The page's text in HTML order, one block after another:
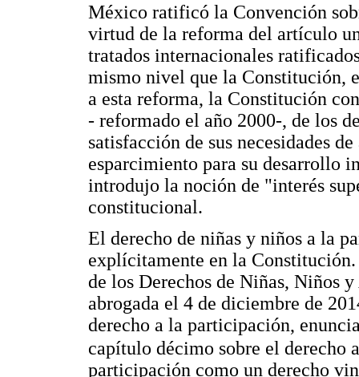
México ratificó la Convención
virtud de la reforma del artículo
tratados internacionales
mismo nivel que la Constitución,
a esta reforma, la Constitución
- reformado el año 2000-, de los
satisfacción de sus necesidades
esparcimiento para su desarrollo
introdujo la noción de "interés
constitucional.
El derecho de niñas y niños a la
explícitamente en la
de los Derechos de Niñas, Niños
abrogada el 4 de diciembre de
derecho a la participación,
capítulo décimo sobre el derecho
participación como un derecho